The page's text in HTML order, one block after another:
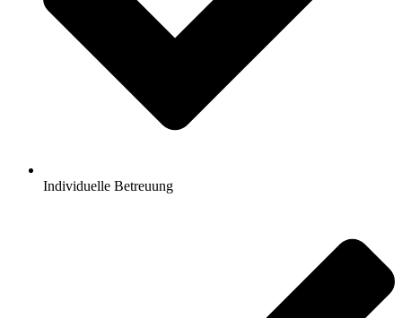
Individuelle Betreuung